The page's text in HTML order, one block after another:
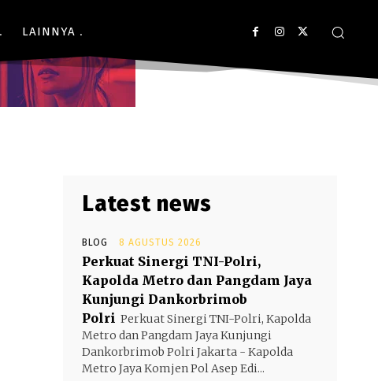
LAINNYA
Latest news
BLOG 8 AGUSTUS 2026
Perkuat Sinergi TNI-Polri,
Kapolda Metro dan Pangdam Jaya
Kunjungi Dankorbrimob
Polri Perkuat Sinergi TNI-Polri, Kapolda
Metro dan Pangdam Jaya Kunjungi
Dankorbrimob Polri Jakarta - Kapolda
Metro Jaya Komjen Pol Asep Edi...